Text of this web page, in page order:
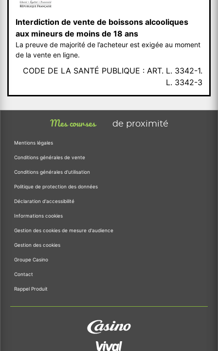
Interdiction de vente de boissons alcooliques
aux mineurs de moins de 18 ans
La preuve de majorité de l’acheteur est exigée au moment
de la vente en ligne.
CODE DE LA SANTÉ PUBLIQUE : ART. L. 3342-1.
L. 3342-3
Mes courses de proximité
Mentions légales
Conditions générales de vente
Conditions générales d'utilisation
Politique de protection des données
Déclaration d'accessibilité
Informations cookies
Gestion des cookies de mesure d'audience
Gestion des cookies
Groupe Casino
Contact
Rappel Produit